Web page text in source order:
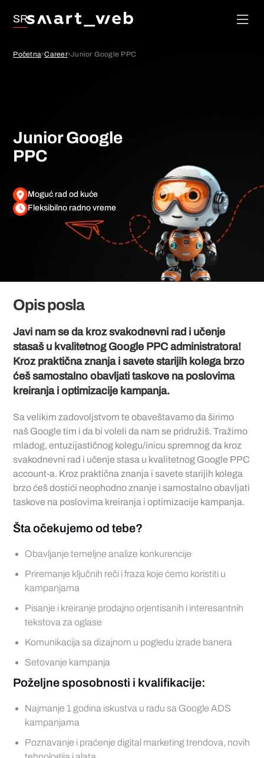
SR
Lojalnost
porudžbinama
Početna Career Junior Google PPC
Junior Google
PPC
Moguć rad od kuće
Fleksibilno radno vreme
Opis posla
Javi nam se da kroz svakodnevni rad i učenje
stasaš u kvalitetnog Google PPC administratora!
Kroz praktična znanja i savete starijih kolega brzo
ćeš samostalno obavljati taskove na poslovima
kreiranja i optimizacije kampanja.
Sa velikim zadovoljstvom te obaveštavamo da širimo
naš Google tim i da bi voleli da nam se pridružiš. Tražimo
mladog, entuzijastičnog kolegu/inicu spremnog da kroz
svakodnevni rad i učenje stasa u kvalitetnog Google PPC
account-a. Kroz praktična znanja i savete starijih kolega
brzo ćeš dostići neophodno znanje i samostalno obavljati
taskove na poslovima kreiranja i optimizacije kampanja.
Šta očekujemo od tebe?
Obavljanje temeljne analize konkurencije
Priremanje ključnih reči i fraza koje ćemo koristiti u
kampanjama
Pisanje i kreiranje prodajno orjentisanih i interesantnih
tekstova za oglase
Komunikacija sa dizajnom u pogledu izrade banera
Setovanje kampanja
Poželjne sposobnosti i kvalifikacije:
Najmanje 1 godina iskustva u radu sa Google ADS
kampanjama
Poznavanje i praćenje digital marketing trendova, novih